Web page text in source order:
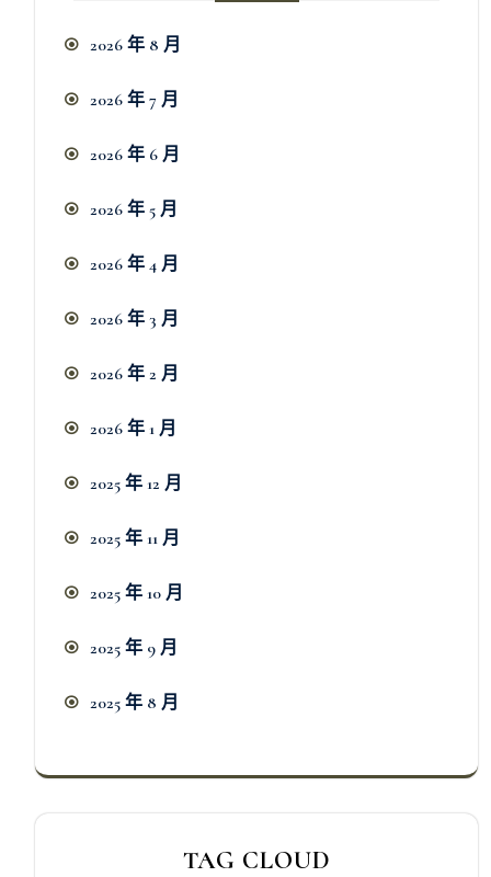
2026 年 8 月
2026 年 7 月
2026 年 6 月
2026 年 5 月
2026 年 4 月
2026 年 3 月
2026 年 2 月
2026 年 1 月
2025 年 12 月
2025 年 11 月
2025 年 10 月
2025 年 9 月
2025 年 8 月
TAG CLOUD